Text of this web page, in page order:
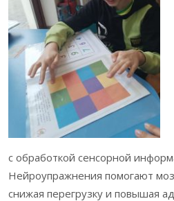
с обработкой сенсорной
Нейроупражнения помогают
снижая перегрузку и повышая